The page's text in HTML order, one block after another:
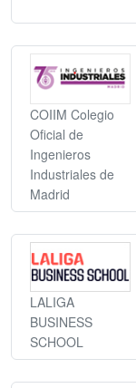
COIIM Colegio
Oficial de
Ingenieros
Industriales de
Madrid
LALIGA
BUSINESS
SCHOOL